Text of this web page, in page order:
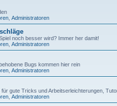
Administratoren
noch besser wird? Immer her damit!
Administratoren
Bugs kommen hier rein
Administratoren
gute Tricks und Arbeitserleichterungen,
Administratoren